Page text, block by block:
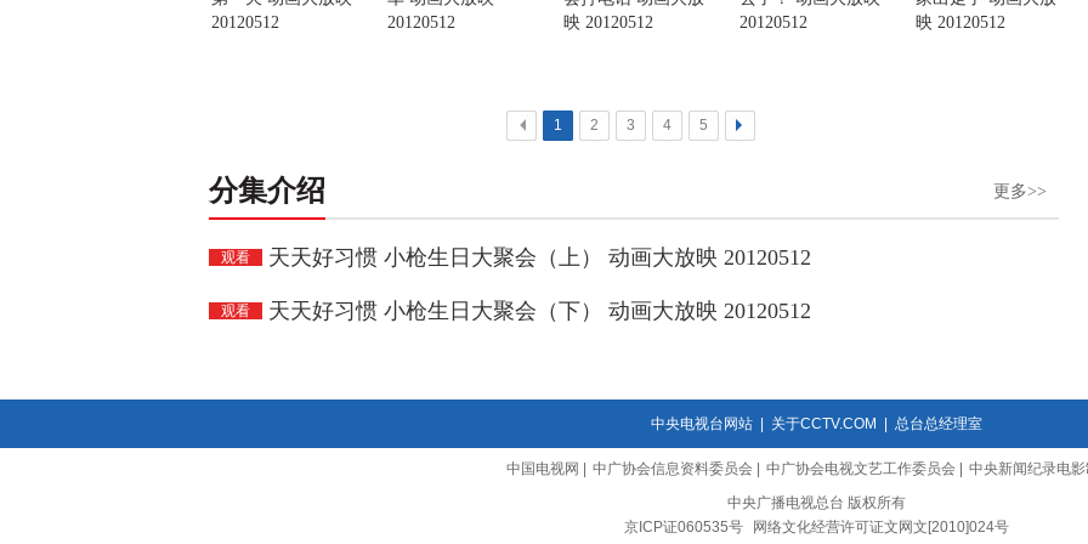
20120512
20120512
映 20120512
20120512
映 20120512
< 1 2 3 4 5 >
分集介绍 更多>>
观看 天天好习惯 小枪生日大聚会（上） 动画大放映 20120512
观看 天天好习惯 小枪生日大聚会（下） 动画大放映 20120512
中央电视台网站| 关于CCTV.COM 总台总经理室
中国电视网 中广协会信息资料委员会 中广协会电视文艺工作委员会
中央新闻纪录电
中央广播电视总台 版权所有
京ICP证060535号
网络文化经营许可证文网文[2010]024号